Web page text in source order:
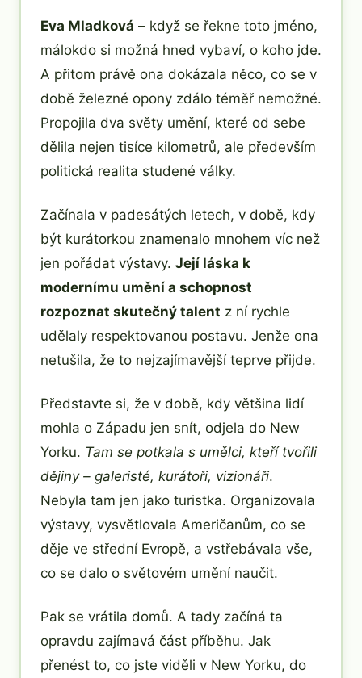
Eva Mladková – když se řekne toto jméno,
málokdo si možná hned vybaví, o koho jde.
A přitom právě ona dokázala něco, co se v
době železné opony zdálo téměř nemožné.
Propojila dva světy umění, které od sebe
dělila nejen tisíce kilometrů, ale především
politická realita studené války.
Začínala v padesátých letech, v době, kdy
být kurátorkou znamenalo mnohem víc než
jen pořádat výstavy. Její láska k
modernímu umění a schopnost
rozpoznat skutečný talent z ní rychle
udělaly respektovanou postavu. Jenže ona
netušila, že to nejzajímavější teprve přijde.
Představte si, že v době, kdy většina lidí
mohla o Západu jen snít, odjela do New
Yorku. Tam se potkala s umělci, kteří tvořili
dějiny – galeristé, kurátoři, vizionáři.
Nebyla tam jen jako turistka. Organizovala
výstavy, vysvětlovala Američanům, co se
děje ve střední Evropě, a vstřebávala vše,
co se dalo o světovém umění naučit.
Pak se vrátila domů. A tady začíná ta
opravdu zajímavá část příběhu. Jak
přenést to, co jste viděli v New Yorku, do